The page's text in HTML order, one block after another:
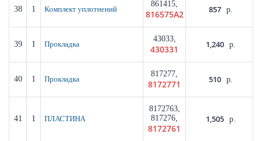
38 1 Комплект уплотнений
861415,
816575A2 857 р.
39 1 Прокладка
43033,
430331 1,240 р.
40 1 Прокладка
817277,
8172771 510 р.
41 1 ПЛАСТИНА
8172763,
817276,
8172761
1,505 р.